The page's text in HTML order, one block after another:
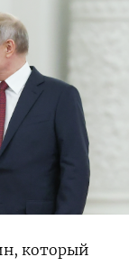
который